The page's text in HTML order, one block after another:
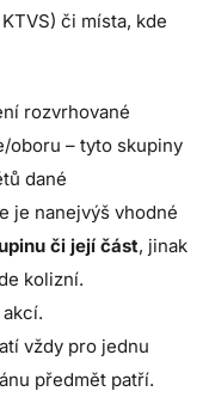
či místa, kde
rozvrhované
oboru – tyto skupiny
dané
je nanejvýš vhodné
či její část, jinak
kolizní.
vždy pro jednu
předmět patří.